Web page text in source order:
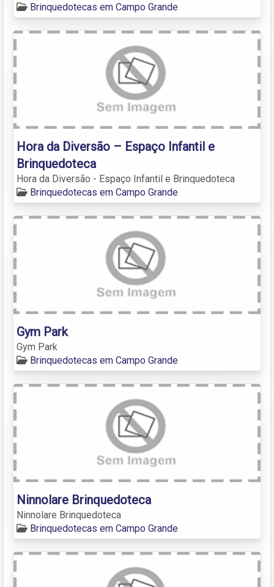
Brinquedotecas em Campo Grande
Hora da Diversão – Espaço Infantil e
Brinquedoteca
Hora da Diversão - Espaço Infantil e Brinquedoteca
Brinquedotecas em Campo Grande
Gym Park
Gym Park
Brinquedotecas em Campo Grande
Ninnolare Brinquedoteca
Ninnolare Brinquedoteca
Brinquedotecas em Campo Grande